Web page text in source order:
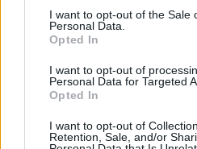
I want to opt-out of the Sale
Personal Data.
Opted In
I want to opt-out of
Personal Data for Targeted
Opted In
I want to opt-out of
Retention, Sale, and/or